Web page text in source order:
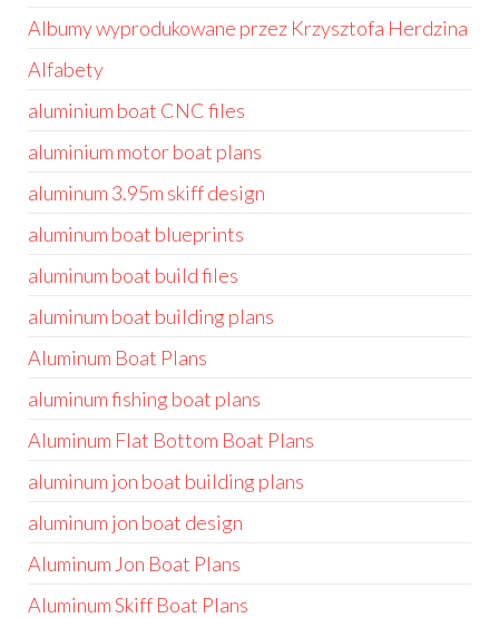
Albumy wyprodukowane przez Krzysztofa Herdzina
Alfabety
aluminium boat CNC files
aluminium motor boat plans
aluminum 3.95m skiff design
aluminum boat blueprints
aluminum boat build files
aluminum boat building plans
Aluminum Boat Plans
aluminum fishing boat plans
Aluminum Flat Bottom Boat Plans
aluminum jon boat building plans
aluminum jon boat design
Aluminum Jon Boat Plans
Aluminum Skiff Boat Plans